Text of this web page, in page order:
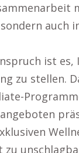
auch
ist
zu stellen.
zu